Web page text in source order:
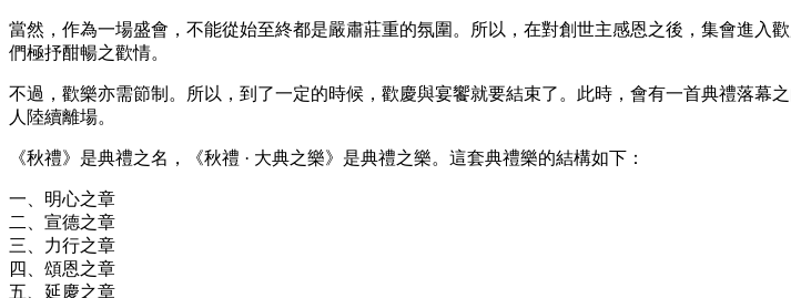
當然，作為一場盛會，不能從始至終都是嚴肅莊重的氛圍。所以，在對創世主感恩之後，集會進
們極抒酣暢之歡情。
不過，歡樂亦需節制。所以，到了一定的時候，歡慶與宴饗就要結束了。此時，會有一首典禮落
人陸續離場。
《秋禮》是典禮之名，《秋禮 · 大典之樂》是典禮之樂。這套典禮樂的結構如下：
一、明心之章
二、宣德之章
三、力行之章
四、頌恩之章
五、延慶之章